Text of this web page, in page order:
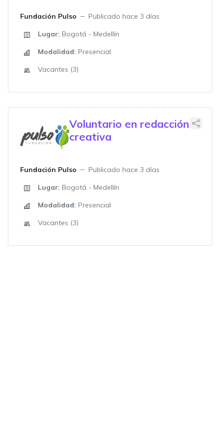
Fundación Pulso
Publicado hace 3 días
Lugar: Bogotá - Medellín
Modalidad: Presencial
Vacantes (3)
Voluntario en redacción
creativa
Fundación Pulso
Publicado hace 3 días
Lugar: Bogotá - Medellín
Modalidad: Presencial
Vacantes (3)